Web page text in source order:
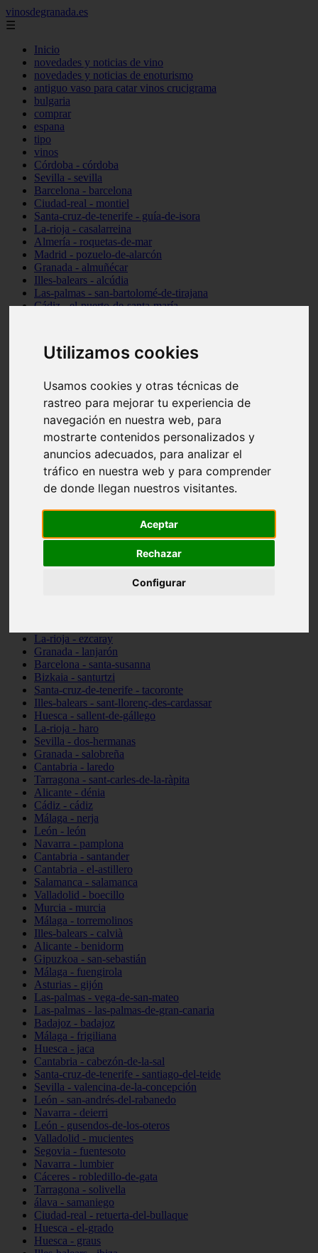
Utilizamos cookies
Usamos cookies y otras técnicas de
rastreo para mejorar tu experiencia de
navegación en nuestra web, para
mostrarte contenidos personalizados y
anuncios adecuados, para analizar el
tráfico en nuestra web y para comprender
de donde llegan nuestros visitantes.
Aceptar
Rechazar
Configurar
vinosdegranada.es
☰
Inicio
novedades y noticias de vino
novedades y noticias de enoturismo
antiguo vaso para catar vinos crucigrama
bulgaria
comprar
espana
tipo
vinos
Córdoba - córdoba
Sevilla - sevilla
Barcelona - barcelona
Ciudad-real - montiel
Santa-cruz-de-tenerife - guía-de-isora
La-rioja - casalarreina
Almería - roquetas-de-mar
Madrid - pozuelo-de-alarcón
Granada - almuñécar
Illes-balears - alcúdia
Las-palmas - san-bartolomé-de-tirajana
Cádiz - el-puerto-de-santa-maría
Santa-cruz-de-tenerife - los-llanos-de-aridane
Cantabria - suances
Granada - monachil
Huesca - isábena
Huesca - alquézar
Huesca - castejón-de-sos
Sevilla - marinaleda
Córdoba - almedinilla
Navarra - zangoza
Cantabria - arenas-de-iguña
Barcelona - la-pobla-de-lillet
Las-palmas - yaiza
Valladolid - fuensaldaña
La-rioja - ezcaray
Granada - lanjarón
Barcelona - santa-susanna
Bizkaia - santurtzi
Santa-cruz-de-tenerife - tacoronte
Illes-balears - sant-llorenç-des-cardassar
Huesca - sallent-de-gállego
La-rioja - haro
Sevilla - dos-hermanas
Granada - salobreña
Cantabria - laredo
Tarragona - sant-carles-de-la-ràpita
Alicante - dénia
Cádiz - cádiz
Málaga - nerja
León - león
Navarra - pamplona
Cantabria - santander
Cantabria - el-astillero
Salamanca - salamanca
Valladolid - boecillo
Murcia - murcia
Málaga - torremolinos
Illes-balears - calvià
Alicante - benidorm
Gipuzkoa - san-sebastián
Málaga - fuengirola
Asturias - gijón
Las-palmas - vega-de-san-mateo
Las-palmas - las-palmas-de-gran-canaria
Badajoz - badajoz
Málaga - frigiliana
Huesca - jaca
Cantabria - cabezón-de-la-sal
Santa-cruz-de-tenerife - santiago-del-teide
Sevilla - valencina-de-la-concepción
León - san-andrés-del-rabanedo
Navarra - deierri
León - gusendos-de-los-oteros
Valladolid - mucientes
Segovia - fuentesoto
Navarra - lumbier
Cáceres - robledillo-de-gata
Tarragona - solivella
álava - samaniego
Ciudad-real - retuerta-del-bullaque
Huesca - el-grado
Huesca - graus